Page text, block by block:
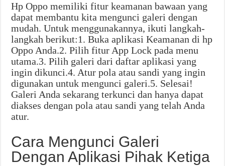
Hp Oppo memiliki fitur keamanan bawaan yang
dapat membantu kita mengunci galeri dengan
mudah. Untuk menggunakannya, ikuti langkah-
langkah berikut:1. Buka aplikasi Keamanan di hp
Oppo Anda.2. Pilih fitur App Lock pada menu
utama.3. Pilih galeri dari daftar aplikasi yang
ingin dikunci.4. Atur pola atau sandi yang ingin
digunakan untuk mengunci galeri.5. Selesai!
Galeri Anda sekarang terkunci dan hanya dapat
diakses dengan pola atau sandi yang telah Anda
atur.
Cara Mengunci Galeri
Dengan Aplikasi Pihak Ketiga